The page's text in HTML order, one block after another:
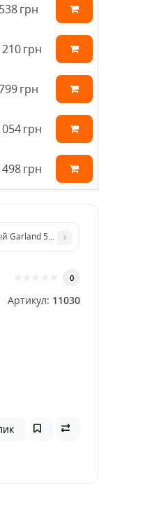
538грн
грн
грн
грн
грн
Garland 58х40,5х7см
0
Артикул: 11030